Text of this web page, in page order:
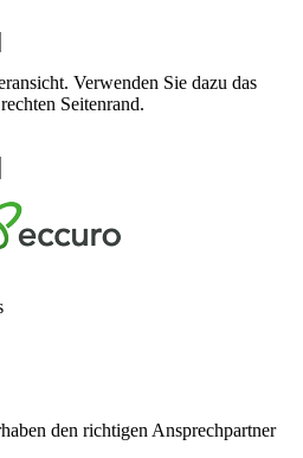
Verwenden Sie dazu das
Seitenrand.
den richtigen Ansprechpartner